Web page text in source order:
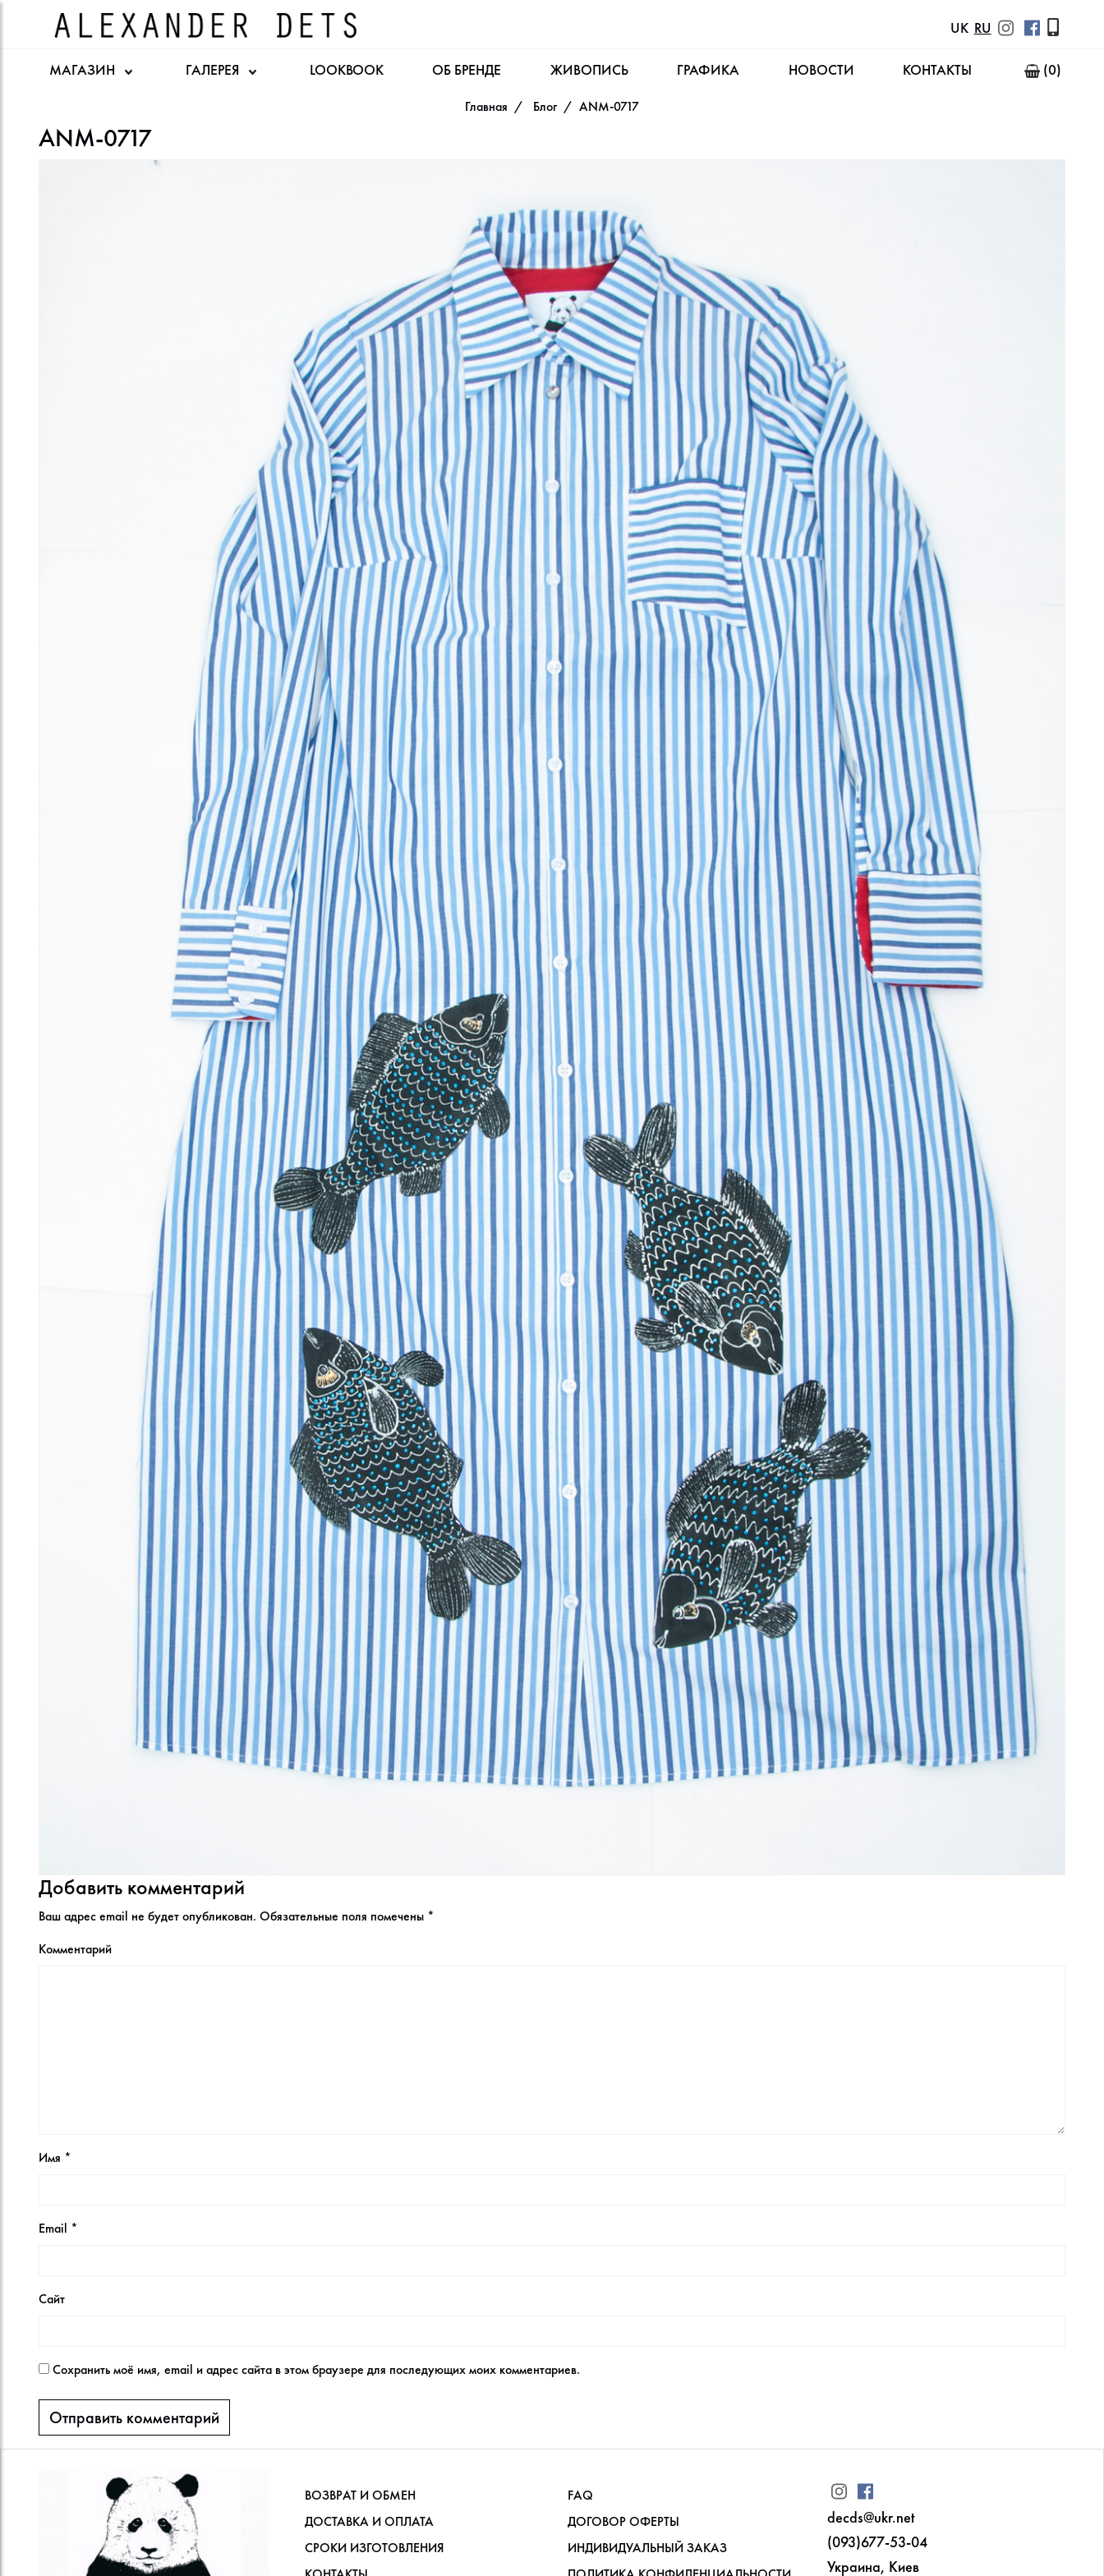
UK RU
МАГАЗИН ГАЛЕРЕЯ LOOKBOOK ОБ БРЕНДЕ ЖИВОПИСЬ ГРАФИКА НОВОСТИ КОНТАКТЫ (0)
Главная Блог ANM-0717
ANM-0717
Добавить комментарий
Ваш адрес email не будет опубликован. Обязательные поля помечены *
Комментарий
Имя *
Email *
Сайт
Сохранить моё имя, email и адрес сайта в этом браузере для последующих моих комментариев.
ВОЗВРАТ И ОБМЕН
ДОСТАВКА И ОПЛАТА
СРОКИ ИЗГОТОВЛЕНИЯ
FAQ
ДОГОВОР ОФЕРТЫ
ИНДИВИДУАЛЬНЫЙ ЗАКАЗ
decds@ukr.net
(093)677-53-04
Украина, Киев